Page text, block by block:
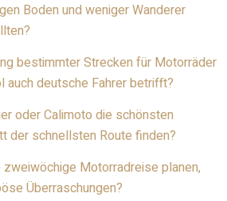
Boden und weniger Wanderer
bestimmter Strecken für Motorräder
auch deutsche Fahrer betrifft?
oder Calimoto die schönsten
der schnellsten Route finden?
Motorradreise planen,
Überraschungen?